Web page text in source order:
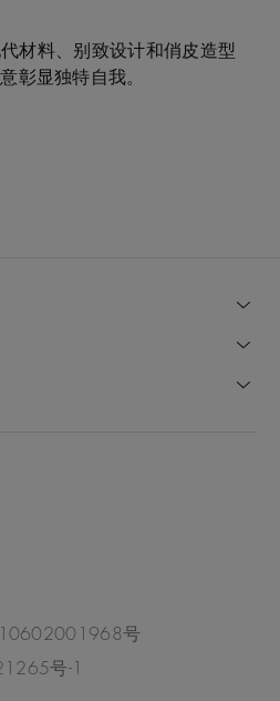
材料、别致设计和俏皮造型
彰显独特自我。
系列作品的设计灵感源自同名
作品优雅地诠释了坚定从容
号
号-1